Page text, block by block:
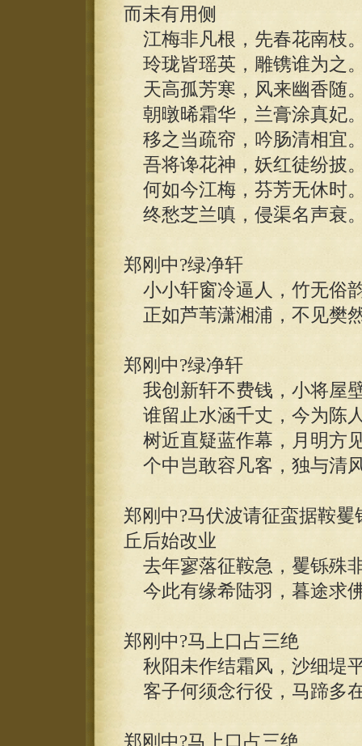
而未有用侧
江梅非凡根，先春花南枝
玲珑皆瑶英，雕镌谁为之
天高孤芳寒，风来幽香随
朝暾晞霜华，兰膏涂真妃
移之当疏帘，吟肠清相宜
吾将谗花神，妖红徒纷披
何如今江梅，芬芳无休时
终愁芝兰嗔，侵渠名声衰
郑刚中?绿净轩
小小轩窗冷逼人，竹无俗
正如芦苇潇湘浦，不见樊
郑刚中?绿净轩
我创新轩不费钱，小将屋
谁留止水涵千丈，今为陈
树近直疑蓝作幕，月明方
个中岂敢容凡客，独与清
郑刚中?马伏波请征蛮据鞍
丘后始改业
去年寥落征鞍急，矍铄殊
今此有缘希陆羽，暮途求
郑刚中?马上口占三绝
秋阳未作结霜风，沙细堤
客子何须念行役，马蹄多
郑刚中?马上口占三绝